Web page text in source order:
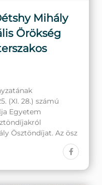
Mihály
Örökség
(XI. 28.) számú
Egyetem
Ösztöndíjat. Az ösz